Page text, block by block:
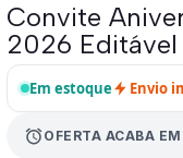
Convite
2026
Em estoque Envio
alarmOFERTA ACABA